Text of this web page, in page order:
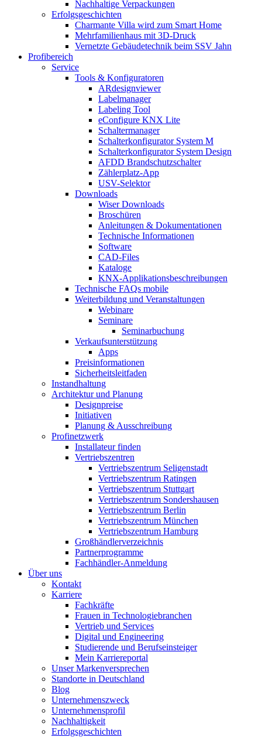
Nachhaltige Verpackungen
Erfolgsgeschichten
Charmante Villa wird zum Smart Home
Mehrfamilienhaus mit 3D-Druck
Vernetzte Gebäudetechnik beim SSV Jahn
Profibereich
Service
Tools & Konfiguratoren
ARdesignviewer
Labelmanager
Labeling Tool
eConfigure KNX Lite
Schaltermanager
Schalterkonfigurator System M
Schalterkonfigurator System Design
AFDD Brandschutzschalter
Zählerplatz-App
USV-Selektor
Downloads
Wiser Downloads
Broschüren
Anleitungen & Dokumentationen
Technische Informationen
Software
CAD-Files
Kataloge
KNX-Applikationsbeschreibungen
Technische FAQs mobile
Weiterbildung und Veranstaltungen
Webinare
Seminare
Seminarbuchung
Verkaufsunterstützung
Apps
Preisinformationen
Sicherheitsleitfaden
Instandhaltung
Architektur und Planung
Designpreise
Initiativen
Planung & Ausschreibung
Profinetzwerk
Installateur finden
Vertriebszentren
Vertriebszentrum Seligenstadt
Vertriebszentrum Ratingen
Vertriebszentrum Stuttgart
Vertriebszentrum Sondershausen
Vertriebszentrum Berlin
Vertriebszentrum München
Vertriebszentrum Hamburg
Großhändlerverzeichnis
Partnerprogramme
Fachhändler-Anmeldung
Über uns
Kontakt
Karriere
Fachkräfte
Frauen in Technologiebranchen
Vertrieb und Services
Digital und Engineering
Studierende und Berufseinsteiger
Mein Karriereportal
Unser Markenversprechen
Standorte in Deutschland
Blog
Unternehmenszweck
Unternehmensprofil
Nachhaltigkeit
Erfolgsgeschichten